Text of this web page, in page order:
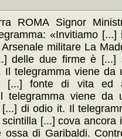
ROMA Signor
«Invitiamo
militare La
delle due firme è [...]
Il telegramma viene
[...] fonte di vita ed
telegramma viene da
di odio it. Il
[...] cova ancora
ossa di Garibaldi.